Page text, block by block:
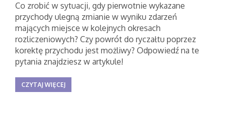
Co zrobić w sytuacji, gdy pierwotnie wykazane
przychody ulegną zmianie w wyniku zdarzeń
mających miejsce w kolejnych okresach
rozliczeniowych? Czy powrót do ryczałtu poprzez
korektę przychodu jest możliwy? Odpowiedź na te
pytania znajdziesz w artykule!
CZYTAJ WIĘCEJ